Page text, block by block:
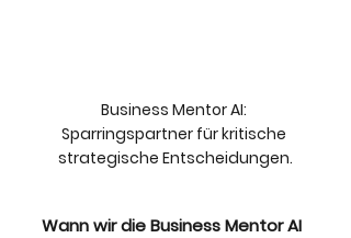
Business Mentor AI:
Sparringspartner für kritische
strategische Entscheidungen.
Wann wir die Business Mentor AI